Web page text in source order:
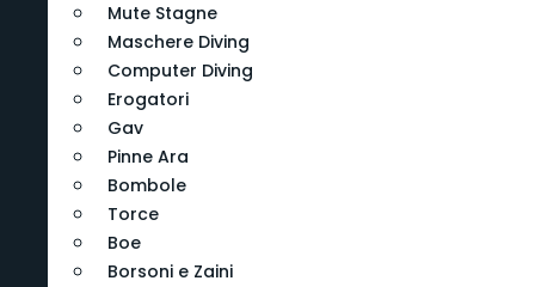
Mute Stagne
Maschere Diving
Computer Diving
Erogatori
Gav
Pinne Ara
Bombole
Torce
Boe
Borsoni e Zaini